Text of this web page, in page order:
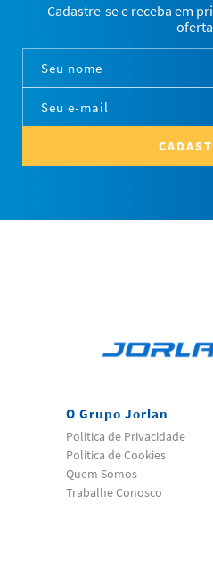
Cadastre-se e receba em
O Grupo Jorlan
Politica de Privacidade
Politica de Cookies
Quem Somos
Trabalhe Conosco